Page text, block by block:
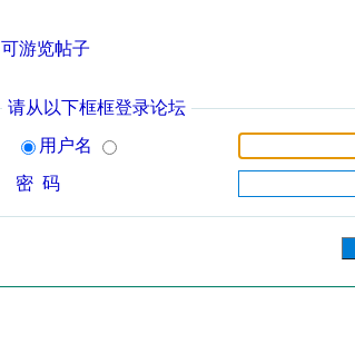
游览帖子
请从以下框框登录论坛
用户名
密 码